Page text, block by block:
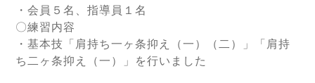
・会員５名、指導員１名
〇練習内容
・基本技「肩持ち一ヶ条抑え（一）（二）」「肩持
ち二ヶ条抑え（一）」を行いました